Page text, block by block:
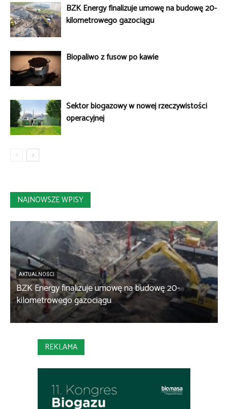
BZK Energy finalizuje umowę na budowę 20-
kilometrowego gazociągu
Biopaliwo z fusów po kawie
Sektor biogazowy w nowej rzeczywistości
operacyjnej
NAJNOWSZE WPISY
AKTUALNOŚCI
BZK Energy finalizuje umowę na budowę 20-
kilometrowego gazociągu
REKLAMA